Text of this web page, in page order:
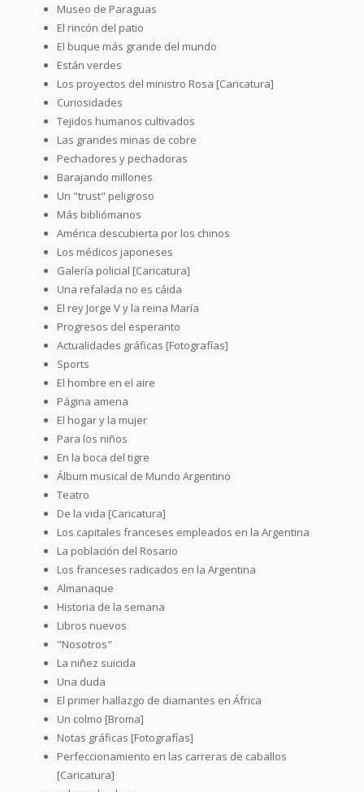
Museo de Paraguas
El rincón del patio
El buque más grande del mundo
Están verdes
Los proyectos del ministro Rosa [Caricatura]
Curiosidades
Tejidos humanos cultivados
Las grandes minas de cobre
Pechadores y pechadoras
Barajando millones
Un "trust" peligroso
Más bibliómanos
América descubierta por los chinos
Los médicos japoneses
Galería policial [Caricatura]
Una refalada no es cáida
El rey Jorge V y la reina María
Progresos del esperanto
Actualidades gráficas [Fotografías]
Sports
El hombre en el aire
Página amena
El hogar y la mujer
Para los niños
En la boca del tigre
Álbum musical de Mundo Argentino
Teatro
De la vida [Caricatura]
Los capitales franceses empleados en la Argentina
La población del Rosario
Los franceses radicados en la Argentina
Almanaque
Historia de la semana
Libros nuevos
"Nosotros"
La niñez suicida
Una duda
El primer hallazgo de diamantes en África
Un colmo [Broma]
Notas gráficas [Fotografías]
Perfeccionamiento en las carreras de caballos
[Caricatura]